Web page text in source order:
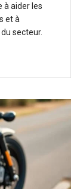
à aider les
et à
secteur.